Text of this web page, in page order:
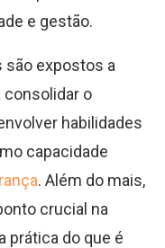
e gestão.
são expostos a
o
habilidades
capacidade
. Além do mais,
crucial na
prática do que é